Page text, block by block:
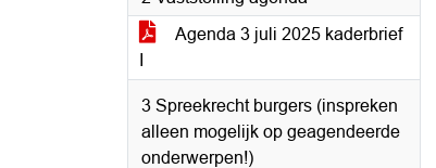
Agenda 3 juli 2025 kaderbrief
3 Spreekrecht burgers (inspreken
alleen mogelijk op geagendeerde
onderwerpen!)